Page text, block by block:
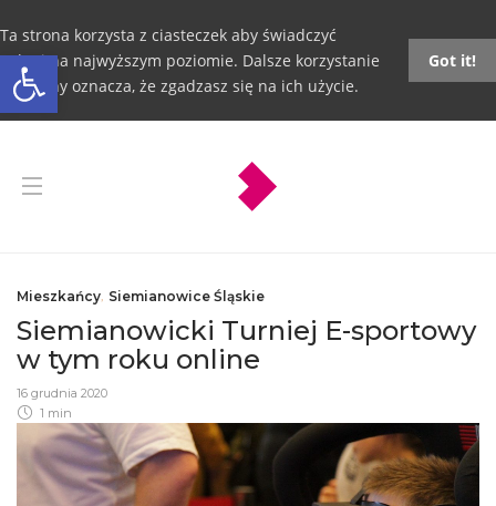
Otwórz pasek narzędzi
Ta strona korzysta z ciasteczek aby świadczyć
usługi na najwyższym poziomie. Dalsze korzystanie
ze strony oznacza, że zgadzasz się na ich użycie.
Got it!
Mieszkańcy, Siemianowice Śląskie
Siemianowicki Turniej E-sportowy
w tym roku online
16 grudnia 2020
1 min